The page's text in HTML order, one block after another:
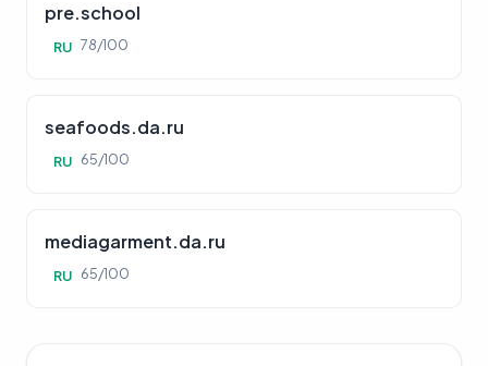
pre.school
RU 78/100
seafoods.da.ru
RU 65/100
mediagarment.da.ru
RU 65/100